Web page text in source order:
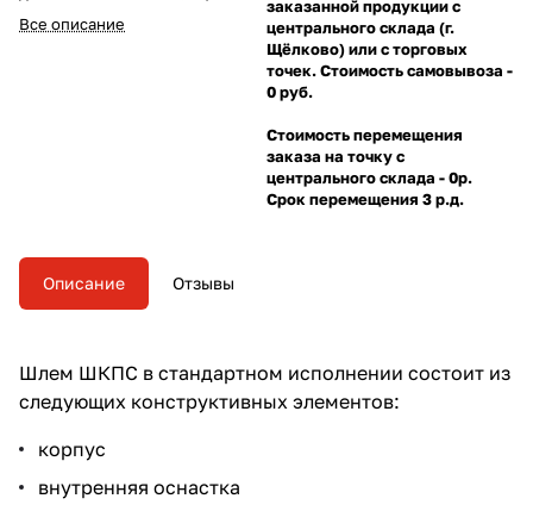
головы, шеи и лица пожарного.
Все описание
заказанной продукции с
центрального склада (г.
Щёлково) или с торговых
точек. Стоимость самовывоза -
0 руб.
Стоимость перемещения
заказа на точку с
центрального склада - 0р.
Срок перемещения 3 р.д.
Описание Отзывы
Шлем ШКПС в стандартном исполнении состоит из
следующих конструктивных элементов:
корпус
внутренняя оснастка